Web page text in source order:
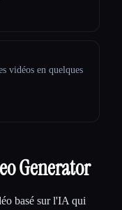
vidéos en quelques
Generator
basé sur l'IA qui